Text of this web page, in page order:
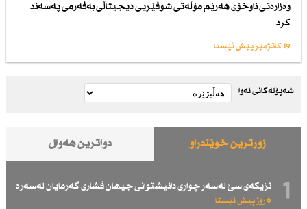
وەزارەتی ناوخۆی هەرێم مۆڵەتی شوفێریی دیجیتاڵی بەفەرمی پەسەند
كرد
19 کاتژمێر پێش ئێستا
شەپۆلەکانی نەوا
زۆرترین خوێندراو دواترین هەواڵ
1 نزیكەی سێ لەسەر چواری دانیشتوانی جیهان فشاری گەرمایان لەسەرە
6 رۆژ پێش ئێستا